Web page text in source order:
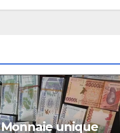
Monnaie unique